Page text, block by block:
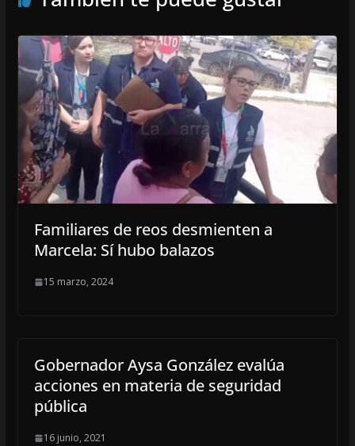
Familiares de reos desmienten a
Marcela: Sí hubo balazos
15 marzo, 2024
Gobernador Aysa González evalúa
acciones en materia de seguridad
pública
16 junio, 2021